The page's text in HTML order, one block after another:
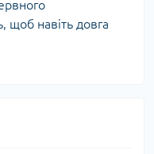
щоб навіть довга